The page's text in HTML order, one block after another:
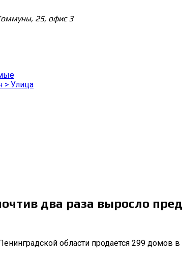
25, офис 3
> Улица
два раза выросло
области продается 299